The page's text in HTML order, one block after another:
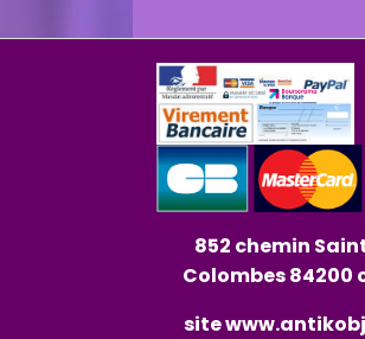
852 chemin
Colombes 84200
site